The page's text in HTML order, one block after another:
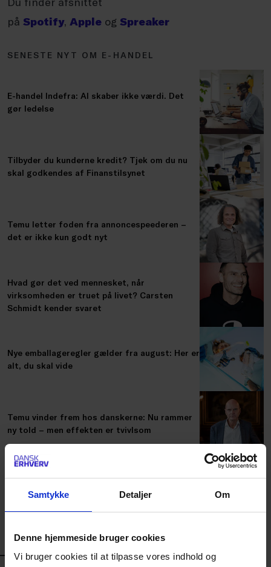
Samtykke Detaljer Om
Denne hjemmeside bruger cookies
Vi bruger cookies til at tilpasse vores indhold og
på Spotify, Apple og Spreaker
SENESTE NYT OM E-HANDEL
E-handel Indefra: AI skaber ikke værdi. Det
gør ledelse
Tilbyder du kunderne kredit? Tjek om du nu
skal godkendes af Finanstilsynet
Temu letter foden fra annoncespeederen –
det er ikke kun godt nyt
Hvad gør det ved mennesket, når
virksomheden er truet på livet? Carsten
Schmidt kender svaret
Nye emballageregler gælder fra august: Her er
alt, du skal vide
Temu vinder frem hos danskerne: Nu rammer
ny told – men effekten er tvivlsom
Priserne stiger for producentansvaret for
emballage: Her er årsagerne og løsningerne
LÆS MERE
HØR DE ANDRE AFSNIT